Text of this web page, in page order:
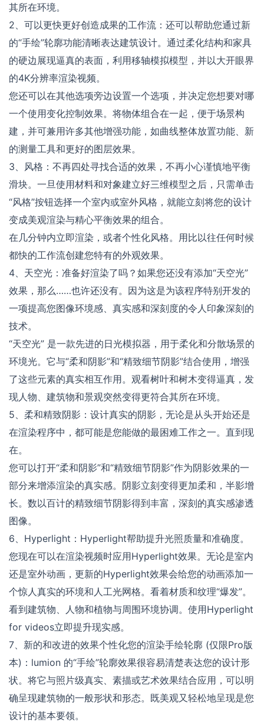
其所在环境。
2、可以更快更好创造成果的工作流：还可以帮助您通过新
的“手绘”轮廓功能清晰表达建筑设计。通过柔化结构和家具
的硬边展现逼真的表面，利用移轴模拟模型，并以大开眼界
的4K分辨率渲染视频。
您还可以在其他选项旁边设置一个选项，并决定您想要对哪
一个使用变化控制效果。将物体组合在一起，便于场景构
建，并可兼用许多其他增强功能，如曲线整体放置功能、新
的测量工具和更好的图层效果。
3、风格：不再四处寻找合适的效果，不再小心谨慎地平衡
滑块。一旦使用材料和对象建立好三维模型之后，只需单击
“风格”按钮选择一个室内或室外风格，就能立刻将您的设计
变成美观渲染与精心平衡效果的组合。
在几分钟内立即渲染，或者个性化风格。用比以往任何时候
都快的工作流创建您特有的外观效果。
4、天空光：准备好渲染了吗？如果您还没有添加“天空光”
效果，那么……也许还没有。因为这是为该程序特别开发的
一项提高您图像环境感、真实感和深刻度的令人印象深刻的
技术。
“天空光” 是一款先进的日光模拟器，用于柔化和分散场景的
环境光。它与“柔和阴影”和“精致细节阴影”结合使用，增强
了这些元素的真实相互作用。观看树叶和树木变得逼真，发
现人物、建筑物和景观突然变得更符合其所在环境。
5、柔和精致阴影：设计真实的阴影，无论是从头开始还是
在渲染程序中，都可能是您能做的最困难工作之一。直到现
在。
您可以打开“柔和阴影”和“精致细节阴影”作为阴影效果的一
部分来增添渲染的真实感。阴影立刻变得更加柔和，半影增
长。数以百计的精致细节阴影得到丰富，深刻的真实感渗透
图像。
6、Hyperlight：Hyperlight帮助提升光照质量和准确度。
您现在可以在渲染视频时应用Hyperlight效果。无论是室内
还是室外动画，更新的Hyperlight效果会给您的动画添加一
个惊人真实的环境和人工光网格。看着材质和纹理“爆发”。
看到建筑物、人物和植物与周围环境协调。使用Hyperlight
for videos立即提升现实感。
7、新的和改进的效果个性化您的渲染手绘轮廓 (仅限Pro版
本)：lumion 的“手绘”轮廓效果很容易清楚表达您的设计形
状。将它与照片级真实、素描或艺术效果结合应用，可以明
确呈现建筑物的一般形状和形态。既美观又轻松地呈现是您
设计的基本要领。